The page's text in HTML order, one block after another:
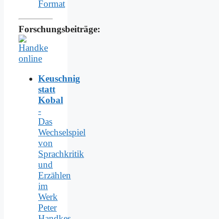
Format
Forschungsbeiträge:
Keuschnig
statt
Kobal
-
Das
Wechselspiel
von
Sprachkritik
und
Erzählen
im
Werk
Peter